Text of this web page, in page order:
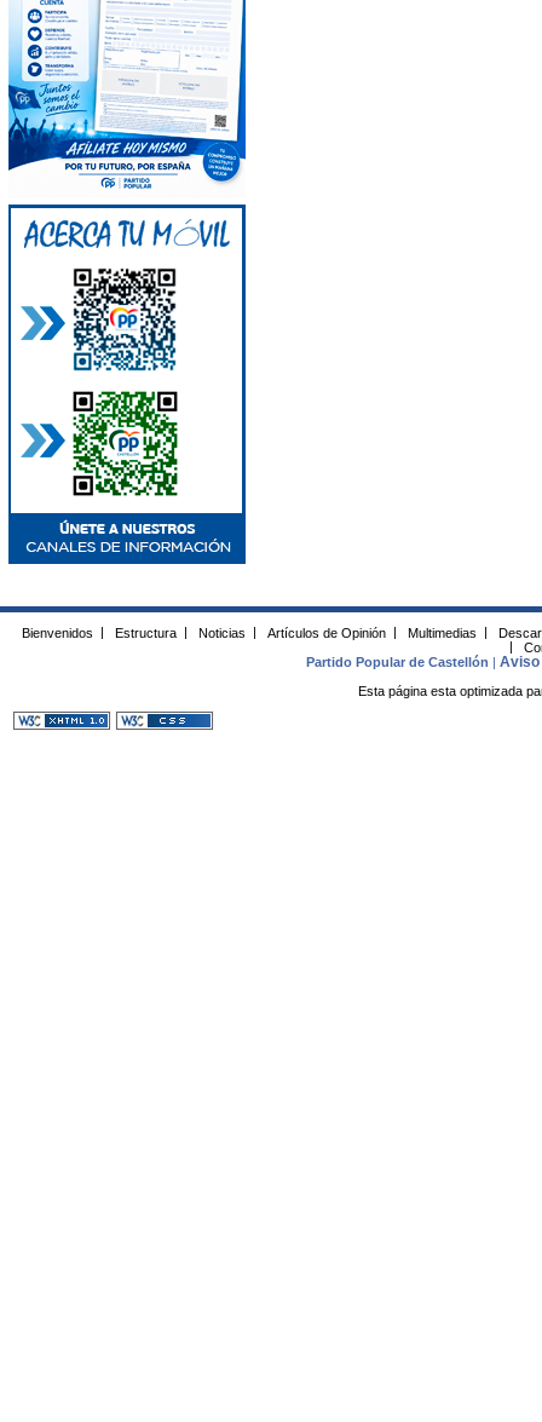
Bienvenidos | Estructura | Noticias | Artículos de Opinión | Multimedias |
|
Partido Popular de Castellón |Aviso
Esta página esta optimizada